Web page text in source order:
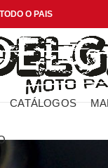
O PAIS
CATÁLOGOS